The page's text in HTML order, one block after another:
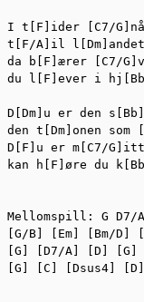
I t[F]ider [C7/
t[F/A]il l[Dm]andet
da b[F]ærer [C7/
du l[F]ever i
D[Dm]u er den
den t[Dm]onen
D[F]u er m[C7/
kan h[F]øre du
Mellomspill: G D7/A
[G/B] [Em] [Bm/D]
[G] [D7/A] [D] [G]
[G] [C] [Dsus4]